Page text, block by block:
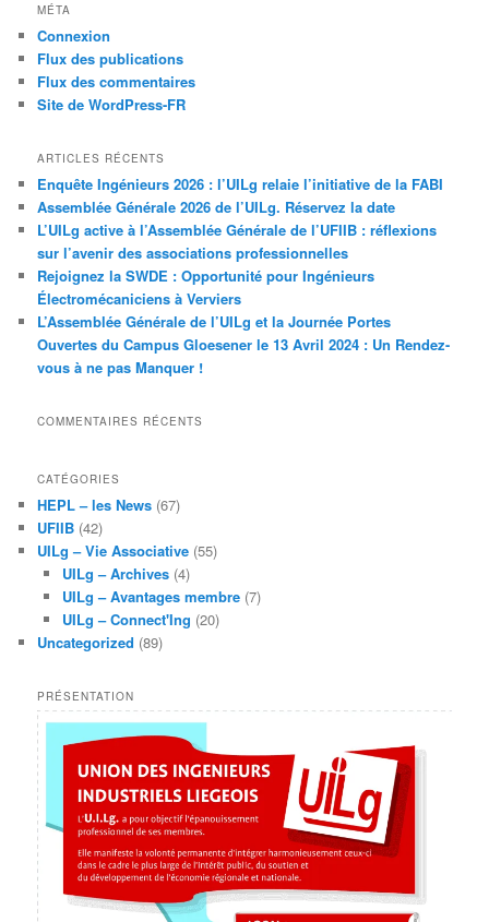
MÉTA
Connexion
Flux des publications
Flux des commentaires
Site de WordPress-FR
ARTICLES RÉCENTS
Enquête Ingénieurs 2026 : l’UILg relaie l’initiative de la FABI
Assemblée Générale 2026 de l’UILg. Réservez la date
L’UILg active à l’Assemblée Générale de l’UFIIB : réflexions
sur l’avenir des associations professionnelles
Rejoignez la SWDE : Opportunité pour Ingénieurs
Électromécaniciens à Verviers
L’Assemblée Générale de l’UILg et la Journée Portes
Ouvertes du Campus Gloesener le 13 Avril 2024 : Un Rendez-
vous à ne pas Manquer !
COMMENTAIRES RÉCENTS
CATÉGORIES
HEPL – les News (67)
UFIIB (42)
UILg – Vie Associative (55)
UILg – Archives(4)
UILg – Avantages membre(7)
UILg – Connect'Ing (20)
Uncategorized (89)
PRÉSENTATION